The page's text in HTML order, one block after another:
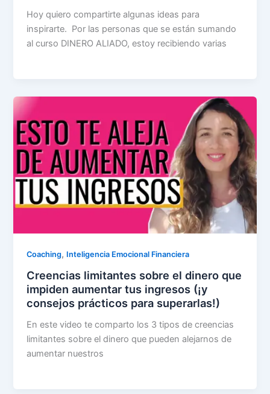
Hoy quiero compartirte algunas ideas para
inspirarte. Por las personas que se están sumando
al curso DINERO ALIADO, estoy recibiendo varias
Coaching, Inteligencia Emocional Financiera
Creencias limitantes sobre el dinero que
impiden aumentar tus ingresos (¡y
consejos prácticos para superarlas!)
En este video te comparto los 3 tipos de creencias
limitantes sobre el dinero que pueden alejarnos de
aumentar nuestros